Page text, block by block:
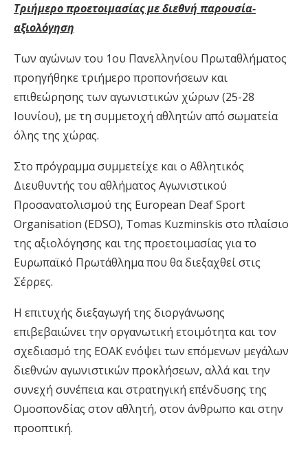
Τριήμερο προετοιμασίας με διεθνή παρουσία-
αξιολόγηση
Των αγώνων του 1ου Πανελληνίου Πρωταθλήματος
προηγήθηκε τριήμερο προπονήσεων και
επιθεώρησης των αγωνιστικών χώρων (25-28
Ιουνίου), με τη συμμετοχή αθλητών από σωματεία
όλης της χώρας.
Στο πρόγραμμα συμμετείχε και ο Αθλητικός
Διευθυντής του αθλήματος Αγωνιστικού
Προσανατολισμού της European Deaf Sport
Organisation (EDSO), Tomas Kuzminskis στο πλαίσιο
της αξιολόγησης και της προετοιμασίας για το
Ευρωπαϊκό Πρωτάθλημα που θα διεξαχθεί στις
Σέρρες.
Η επιτυχής διεξαγωγή της διοργάνωσης
επιβεβαιώνει την οργανωτική ετοιμότητα και τον
σχεδιασμό της ΕΟΑΚ ενόψει των επόμενων μεγάλων
διεθνών αγωνιστικών προκλήσεων, αλλά και την
συνεχή συνέπεια και στρατηγική επένδυσης της
Ομοσπονδίας στον αθλητή, στον άνθρωπο και στην
προοπτική.